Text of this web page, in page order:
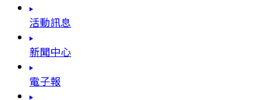
活動訊息
新聞中心
電子報